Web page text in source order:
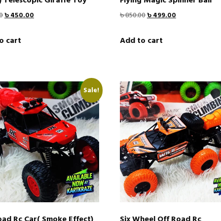
Original
was:
৳450.00Current
cart
৳850.00Original
was:
৳499.00Current
Add to cart
Sale!